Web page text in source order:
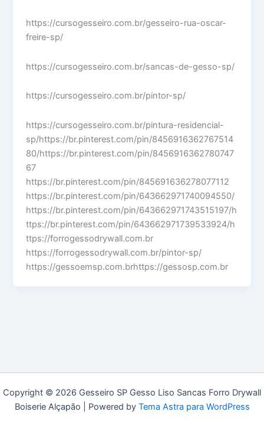
https://cursogesseiro.com.br/gesseiro-rua-oscar-
freire-sp/
https://cursogesseiro.com.br/sancas-de-gesso-sp/
https://cursogesseiro.com.br/pintor-sp/
https://cursogesseiro.com.br/pintura-residencial-
sp/https://br.pinterest.com/pin/8456916362767514
80/https://br.pinterest.com/pin/8456916362780747
67
https://br.pinterest.com/pin/845691636278077112
https://br.pinterest.com/pin/643662971740094550/
https://br.pinterest.com/pin/643662971743515197/h
ttps://br.pinterest.com/pin/643662971739533924/h
ttps://forrogessodrywall.com.br
https://forrogessodrywall.com.br/pintor-sp/
https://gessoemsp.com.brhttps://gessosp.com.br
Copyright © 2026 Gesseiro SP Gesso Liso Sancas Forro Drywall
Boiserie Alçapão | Powered by Tema Astra para WordPress